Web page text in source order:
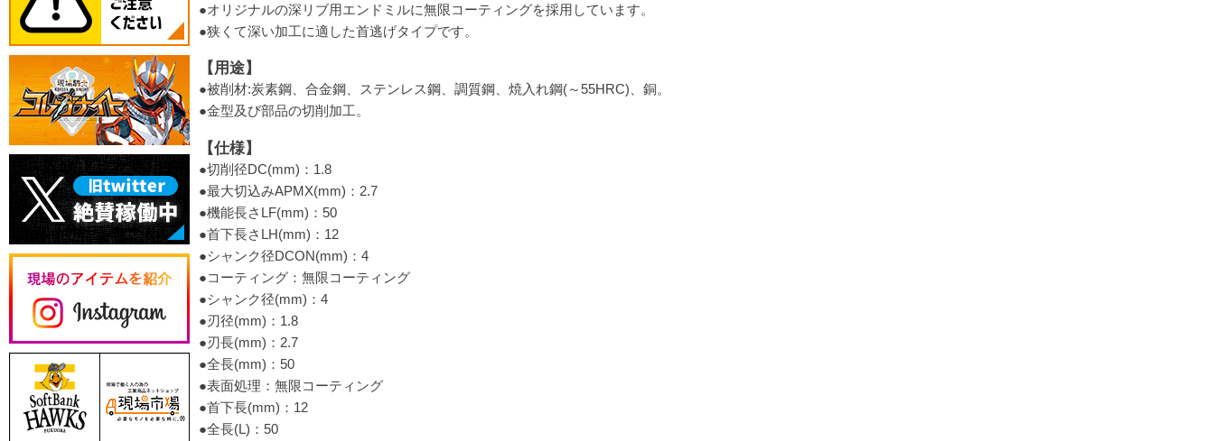
●オリジナルの深リブ用エンドミルに無限コーティングを採用しています。
●狭くて深い加工に適した首逃げタイプです。
【用途】
●被削材:炭素鋼、合金鋼、ステンレス鋼、調質鋼、焼入れ鋼(～55HRC)、銅。
●金型及び部品の切削加工。
【仕様】
●切削径DC(mm)：1.8
●最大切込みAPMX(mm)：2.7
●機能長さLF(mm)：50
●首下長さLH(mm)：12
●シャンク径DCON(mm)：4
●コーティング：無限コーティング
●シャンク径(mm)：4
●刃径(mm)：1.8
●刃長(mm)：2.7
●全長(mm)：50
●表面処理：無限コーティング
●首下長(mm)：12
●全長(L)：50